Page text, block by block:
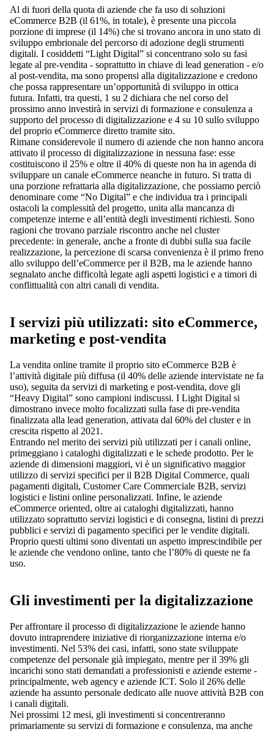
Al di fuori della quota di aziende che fa uso di soluzioni
eCommerce B2B (il 61%, in totale), è presente una piccola
porzione di imprese (il 14%) che si trovano ancora in uno stato di
sviluppo embrionale del percorso di adozione degli strumenti
digitali. I cosiddetti “Light Digital” si concentrano solo su fasi
legate al pre-vendita - soprattutto in chiave di lead generation - e/o
al post-vendita, ma sono propensi alla digitalizzazione e credono
che possa rappresentare un’opportunità di sviluppo in ottica
futura. Infatti, tra questi, 1 su 2 dichiara che nel corso del
prossimo anno investirà in servizi di formazione e consulenza a
supporto del processo di digitalizzazione e 4 su 10 sullo sviluppo
del proprio eCommerce diretto tramite sito.
Rimane considerevole il numero di aziende che non hanno ancora
attivato il processo di digitalizzazione in nessuna fase: esse
costituiscono il 25% e oltre il 40% di queste non ha in agenda di
sviluppare un canale eCommerce neanche in futuro. Si tratta di
una porzione refrattaria alla digitalizzazione, che possiamo perciò
denominare come “No Digital” e che individua tra i principali
ostacoli la complessità del progetto, unita alla mancanza di
competenze interne e all’entità degli investimenti richiesti. Sono
ragioni che trovano parziale riscontro anche nel cluster
precedente: in generale, anche a fronte di dubbi sulla sua facile
realizzazione, la percezione di scarsa convenienza è il primo freno
allo sviluppo dell’eCommerce per il B2B, ma le aziende hanno
segnalato anche difficoltà legate agli aspetti logistici e a timori di
conflittualità con altri canali di vendita.
I servizi più utilizzati: sito eCommerce,
marketing e post-vendita
La vendita online tramite il proprio sito eCommerce B2B è
l’attività digitale più diffusa (il 40% delle aziende intervistate ne fa
uso), seguita da servizi di marketing e post-vendita, dove gli
“Heavy Digital” sono campioni indiscussi. I Light Digital si
dimostrano invece molto focalizzati sulla fase di pre-vendita
finalizzata alla lead generation, attivata dal 60% del cluster e in
crescita rispetto al 2021.
Entrando nel merito dei servizi più utilizzati per i canali online,
primeggiano i cataloghi digitalizzati e le schede prodotto. Per le
aziende di dimensioni maggiori, vi è un significativo maggior
utilizzo di servizi specifici per il B2B Digital Commerce, quali
pagamenti digitali, Customer Care Commerciale B2B, servizi
logistici e listini online personalizzati. Infine, le aziende
eCommerce oriented, oltre ai cataloghi digitalizzati, hanno
utilizzato soprattutto servizi logistici e di consegna, listini di prezzi
pubblici e servizi di pagamento specifici per le vendite digitali.
Proprio questi ultimi sono diventati un aspetto imprescindibile per
le aziende che vendono online, tanto che l’80% di queste ne fa
uso.
Gli investimenti per la digitalizzazione
Per affrontare il processo di digitalizzazione le aziende hanno
dovuto intraprendere iniziative di riorganizzazione interna e/o
investimenti. Nel 53% dei casi, infatti, sono state sviluppate
competenze del personale già impiegato, mentre per il 39% gli
incarichi sono stati demandati a professionisti e aziende esterne -
principalmente, web agency e aziende ICT. Solo il 26% delle
aziende ha assunto personale dedicato alle nuove attività B2B con
i canali digitali.
Nei prossimi 12 mesi, gli investimenti si concentreranno
primariamente su servizi di formazione e consulenza, ma anche